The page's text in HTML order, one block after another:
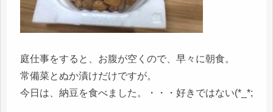
庭仕事をすると、お腹が空くので、早々に朝食。
常備菜とぬか漬けだけですが。
今日は、納豆を食べました。・・・好きではない(*_*;